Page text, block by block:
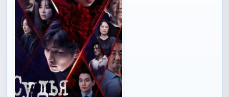
Hyun/T.O.P.),Чхэ Гукхи (Chae Gook Hee)
Dong Geun)